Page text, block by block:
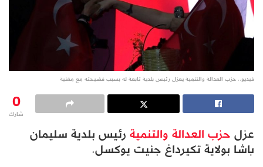
فيديو.. حزب العدالة والتنمية يعزل رئيس بلدية تابعة له بسبب فضيحته مع مغنية
0
شارك
عزلحزب العدالة والتنميةرئيس بلدية سليمان
باشا بولاية تكيرداغ جنيت يوكسل.